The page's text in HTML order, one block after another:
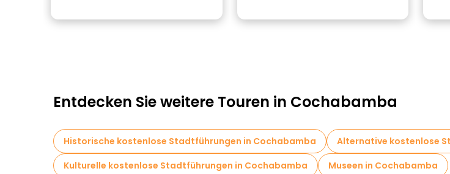
Entdecken Sie weitere Touren in Cochabamba
Historische kostenlose Stadtführungen in Cochabamba
Alternative kostenlose
Kulturelle kostenlose Stadtführungen in Cochabamba
Museen in Cochabamba